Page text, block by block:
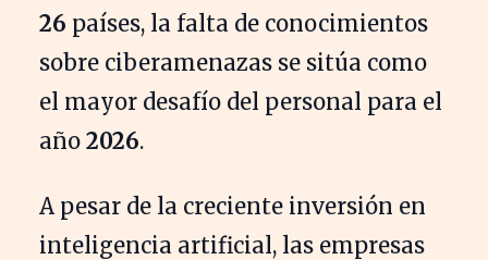
26 países, la falta de conocimientos
sobre ciberamenazas se sitúa como
el mayor desafío del personal para el
año 2026.
A pesar de la creciente inversión en
inteligencia artificial, las empresas